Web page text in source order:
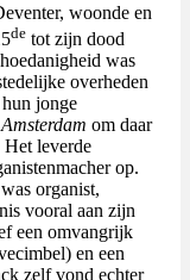
woonde en
de tot zijn dood
was
overheden
jonge
om daar
Het leverde
op.
organist,
vooral aan zijn
een omvangrijk
en een
zelf vond echter